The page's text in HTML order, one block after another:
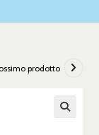
prodotto